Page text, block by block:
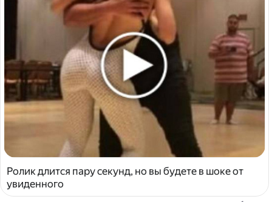
Ролик длится пару секунд, но вы будете в шоке от
увиденного